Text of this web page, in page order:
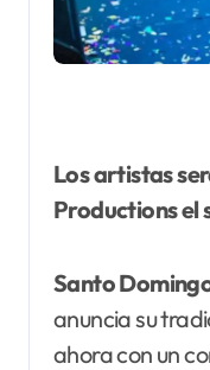
Los artistas
Productions el
Santo
anuncia su
ahora con un